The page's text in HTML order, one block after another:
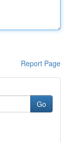
Report Page
Go